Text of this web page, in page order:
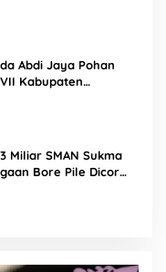
Abdi Jaya Pohan
Kabupaten
Miliar SMAN Sukma
Bore Pile Dicor